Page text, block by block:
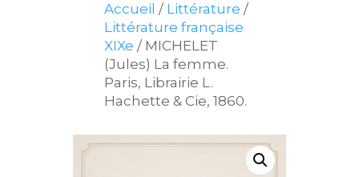
Accueil / Littérature /
Littérature française
XIXe / MICHELET
(Jules) La femme.
Paris, Librairie L.
Hachette & Cie, 1860.